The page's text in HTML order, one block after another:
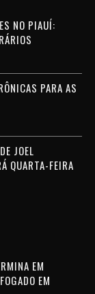
NO PIAUÍ:
PARA AS
JOEL
QUARTA-FEIRA
EM
EM